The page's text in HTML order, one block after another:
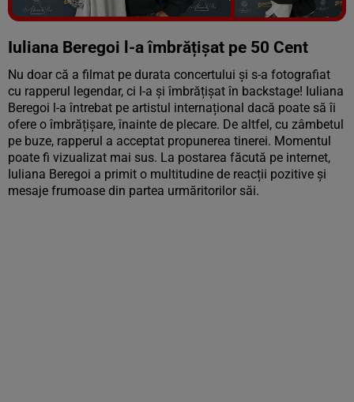
Vezi galeria foto
3 poze
Iuliana Beregoi l-a îmbrățișat pe 50 Cent
Nu doar că a filmat pe durata concertului și s-a fotografiat
cu rapperul legendar, ci l-a și îmbrățișat în backstage! Iuliana
Beregoi l-a întrebat pe artistul internațional dacă poate să îi
ofere o îmbrățișare, înainte de plecare. De altfel, cu zâmbetul
pe buze, rapperul a acceptat propunerea tinerei. Momentul
poate fi vizualizat mai sus. La postarea făcută pe internet,
Iuliana Beregoi a primit o multitudine de reacții pozitive și
mesaje frumoase din partea urmăritorilor săi.